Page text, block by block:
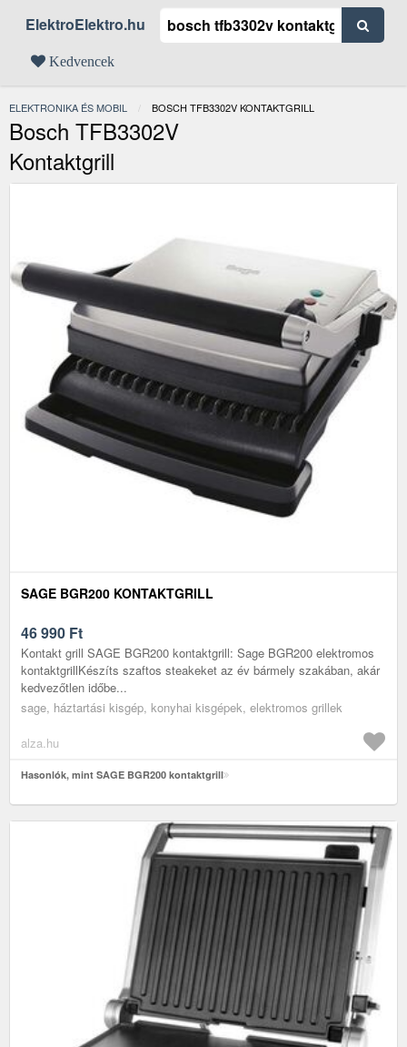
ElektroElektro.hu
Kedvencek
ELEKTRONIKA ÉS MOBIL JELENLEGI:
BOSCH TFB3302V KONTAKTGRILL
Bosch TFB3302V
Kontaktgrill
SAGE BGR200 KONTAKTGRILL
46 990 Ft
Kontakt grill SAGE BGR200 kontaktgrill: Sage BGR200 elektromos
kontaktgrillKészíts szaftos steakeket az év bármely szakában, akár
kedvezőtlen időbe...
sage, háztartási kisgép, konyhai kisgépek, elektromos grillek
alza.hu
Hasonlók, mint SAGE BGR200 kontaktgrill